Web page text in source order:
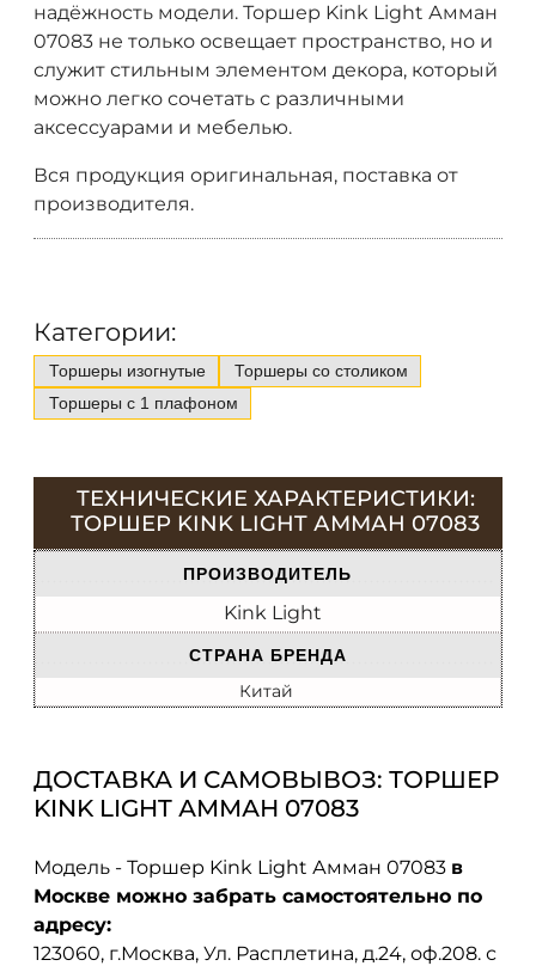
надёжность модели. Торшер Kink Light Амман
07083 не только освещает пространство, но и
служит стильным элементом декора, который
можно легко сочетать с различными
аксессуарами и мебелью.
Вся продукция оригинальная, поставка от
производителя.
Категории:
Торшеры изогнутые
Торшеры со столиком
Торшеры с 1 плафоном
ТЕХНИЧЕСКИЕ ХАРАКТЕРИСТИКИ:
ТОРШЕР KINK LIGHT АММАН 07083
ПРОИЗВОДИТЕЛЬ
Kink Light
СТРАНА БРЕНДА
Китай
ДОСТАВКА И САМОВЫВОЗ: ТОРШЕР
KINK LIGHT АММАН 07083
Модель - Торшер Kink Light Амман 07083 в
Москве можно забрать самостоятельно по
адресу:
123060, г.Москва, Ул. Расплетина, д.24, оф.208. с